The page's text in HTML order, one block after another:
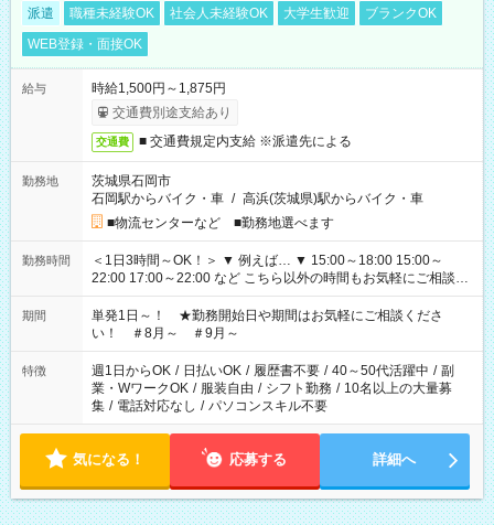
派遣 職種未経験OK 社会人未経験OK 大学生歓迎
ブランクOK
WEB登録・面接OK
給与
時給1,500円～1,875円
交通費別途支給あり
交通費 ■ 交通費規定内支給 ※派遣先による
勤務地
茨城県石岡市
石岡駅からバイク・車 / 高浜(茨城県)駅からバイク・車
■物流センターなど ■勤務地選べます
勤務時間
＜1日3時間～OK！＞ ▼ 例えば… ▼ 15:00～18:00 15:00～
22:00 17:00～22:00 など こちら以外の時間もお気軽にご相談く
ださい！
期間
単発1日～！ ★勤務開始日や期間はお気軽にご相談くださ
い！ ＃8月～ ＃9月～
特徴 週1日からOK / 日払いOK / 履歴書不要 / 40～50代活躍中 / 副
業・WワークOK / 服装自由 / シフト勤務 / 10名以上の大量募
集 / 電話対応なし / パソコンスキル不要
気になる！ 応募する 詳細へ